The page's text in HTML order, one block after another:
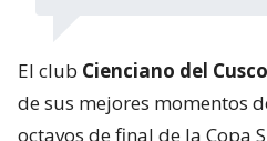
El club Cienciano del Cusco
de sus mejores momentos
octavos de final de la Copa